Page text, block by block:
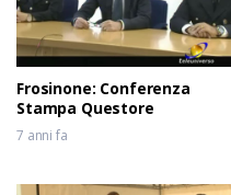
Frosinone: Conferenza
Stampa Questore
7 anni fa